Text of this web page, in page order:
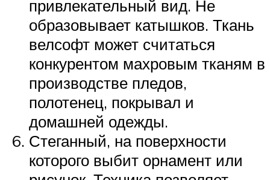
привлекательный вид. Не
образовывает катышков. Ткань
велсофт может считаться
конкурентом махровым тканям в
производстве пледов,
полотенец, покрывал и
домашней одежды.
Стеганный, на поверхности
которого выбит орнамент или